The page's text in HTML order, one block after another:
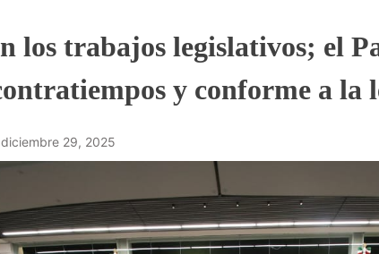
los trabajos legislativos; el
y conforme a la
diciembre 29, 2025